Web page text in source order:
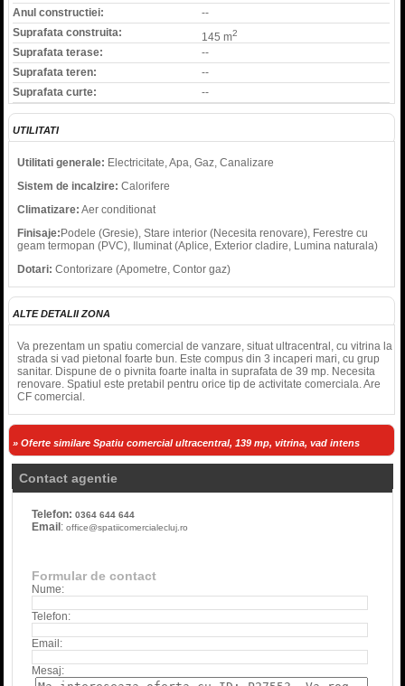
Anul constructiei:
--
Suprafata construita:
145 m2
Suprafata terase:
--
Suprafata teren:
--
Suprafata curte:
--
UTILITATI
Utilitati generale: Electricitate, Apa, Gaz, Canalizare
Sistem de incalzire: Calorifere
Climatizare: Aer conditionat
Finisaje: Podele (Gresie), Stare interior (Necesita renovare), Ferestre cu
geam termopan (PVC), Iluminat (Aplice, Exterior cladire, Lumina naturala)
Dotari: Contorizare (Apometre, Contor gaz)
ALTE DETALII ZONA
Va prezentam un spatiu comercial de vanzare, situat ultracentral, cu vitrina la
strada si vad pietonal foarte bun. Este compus din 3 incaperi mari, cu grup
sanitar. Dispune de o pivnita foarte inalta in suprafata de 39 mp. Necesita
renovare. Spatiul este pretabil pentru orice tip de activitate comerciala. Are
CF comercial.
» Oferte similare Spatiu comercial ultracentral, 139 mp, vitrina, vad intens
Contact agentie
Telefon:0364 644 644
Email :office@spatiicomercialecluj.ro
Formular de contact
Nume:
Telefon:
Email:
Mesaj: